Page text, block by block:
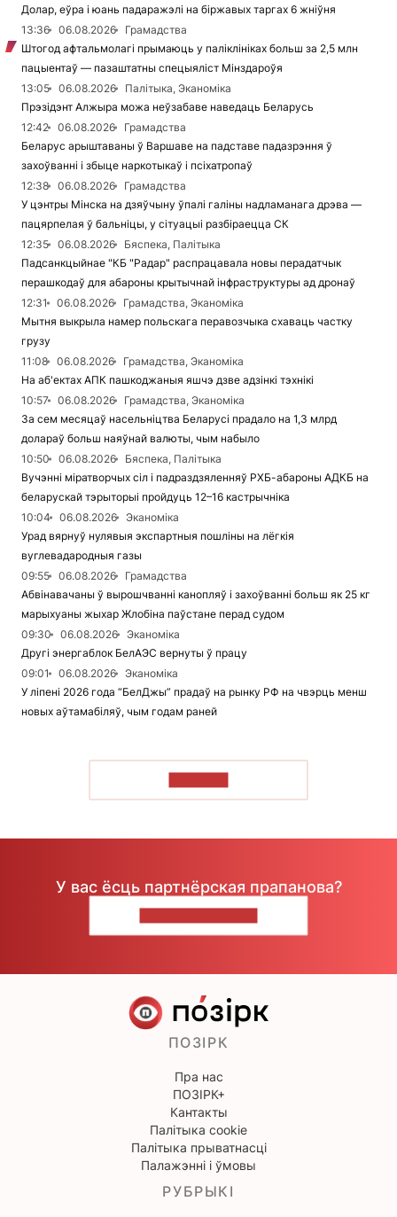
Долар, еўра і юань падаражэлі на біржавых таргах 6 жніўня
13:36
06.08.2026
Грамадства
Штогод афтальмолагі прымаюць у паліклініках больш за 2,5 млн
пацыентаў — пазаштатны спецыяліст Мінздароўя
13:05
06.08.2026
Палітыка, Эканоміка
Прэзідэнт Алжыра можа неўзабаве наведаць Беларусь
12:42
06.08.2026
Грамадства
Беларус арыштаваны ў Варшаве на падставе падазрэння ў
захоўванні і збыце наркотыкаў і псіхатропаў
12:38
06.08.2026
Грамадства
У цэнтры Мінска на дзяўчыну ўпалі галіны надламанага дрэва —
пацярпелая ў бальніцы, у сітуацыі разбіраецца СК
12:35
06.08.2026
Бяспека, Палітыка
Падсанкцыйнае "КБ "Радар" распрацавала новы перадатчык
перашкодаў для абароны крытычнай інфраструктуры ад дронаў
12:31
06.08.2026
Грамадства, Эканоміка
Мытня выкрыла намер польскага перавозчыка схаваць частку
грузу
11:08
06.08.2026
Грамадства, Эканоміка
На аб'ектах АПК пашкоджаныя яшчэ дзве адзінкі тэхнікі
10:57
06.08.2026
Грамадства, Эканоміка
За сем месяцаў насельніцтва Беларусі прадало на 1,3 млрд
долараў больш наяўнай валюты, чым набыло
10:50
06.08.2026
Бяспека, Палітыка
Вучэнні міратворчых сіл і падраздзяленняў РХБ-абароны АДКБ на
беларускай тэрыторыі пройдуць 12–16 кастрычніка
10:04
06.08.2026
Эканоміка
Урад вярнуў нулявыя экспартныя пошліны на лёгкія
вуглевадародныя газы
09:55
06.08.2026
Грамадства
Абвінавачаны ў вырошчванні канопляў і захоўванні больш як 25 кг
марыхуаны жыхар Жлобіна паўстане перад судом
09:30
06.08.2026
Эканоміка
Другі энергаблок БелАЭС вернуты ў працу
09:01
06.08.2026
Эканоміка
У ліпені 2026 года “БелДжы” прадаў на рынку РФ на чвэрць менш
новых аўтамабіляў, чым годам раней
У вас ёсць партнёрская прапанова?
ПОЗІРК
Пра нас
ПОЗІРК+
Кантакты
Палітыка cookie
Палітыка прыватнасці
Палажэнні і ўмовы
РУБРЫКІ